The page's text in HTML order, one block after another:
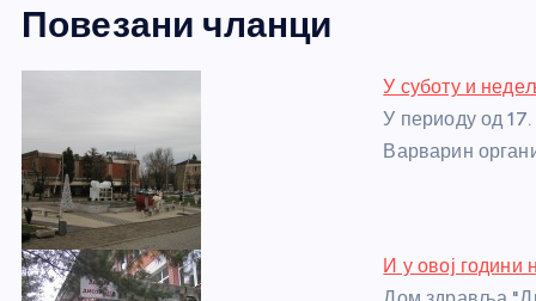
c
e
o
o
k
ss
e
g
er
itt
er
er at ss
st
Повезани чланци
У суботу и
У периоду од
Варварин
И у овој години